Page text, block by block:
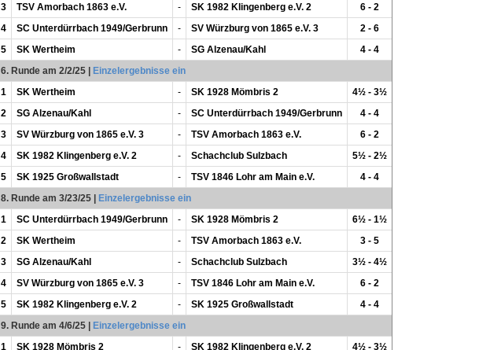
3
TSV Amorbach 1863 e.V. - SK 1982 Klingenberg e.V. 2
6 - 2
4
SC Unterdürrbach 1949/Gerbrunn - SV Würzburg von 1865 e.V. 3
2 - 6
5
SK Wertheim - SG Alzenau/Kahl
4 - 4
6. Runde am 2/2/25| Einzelergebnisse ein
1
SK Wertheim - SK 1928 Mömbris 2
4½ - 3½
2
SG Alzenau/Kahl - SC Unterdürrbach 1949/Gerbrunn
4 - 4
3
SV Würzburg von 1865 e.V. 3 - TSV Amorbach 1863 e.V.
6 - 2
4
SK 1982 Klingenberg e.V. 2 - Schachclub Sulzbach
5½ - 2½
5
SK 1925 Großwallstadt - TSV 1846 Lohr am Main e.V.
4 - 4
8. Runde am 3/23/25| Einzelergebnisse ein
1
SC Unterdürrbach 1949/Gerbrunn - SK 1928 Mömbris 2
6½ - 1½
2
SK Wertheim - TSV Amorbach 1863 e.V.
3 - 5
3
SG Alzenau/Kahl - Schachclub Sulzbach
3½ - 4½
4
SV Würzburg von 1865 e.V. 3 - TSV 1846 Lohr am Main e.V.
6 - 2
5
SK 1982 Klingenberg e.V. 2 - SK 1925 Großwallstadt
4 - 4
9. Runde am 4/6/25| Einzelergebnisse ein
1
SK 1928 Mömbris 2 - SK 1982 Klingenberg e.V. 2 4½ - 3½